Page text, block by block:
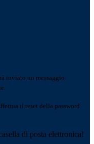
inviato un messaggio
il reset della password
di posta elettronica!